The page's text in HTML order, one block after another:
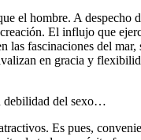
el hombre. A despecho
El influjo que
las fascinaciones del
en gracia y
debilidad del sexo…
Es pues,